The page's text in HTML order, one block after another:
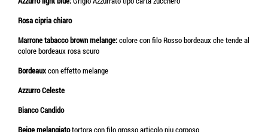
Rosa cipria chiaro
Marrone tabacco brown melange:colore con filo Rosso bordeaux che tende al
colore bordeaux rosa scuro
Bordeauxcon effetto melange
Azzurro Celeste
Bianco Candido
Beige melangiatotortora con filo grosso articolo piu corposo